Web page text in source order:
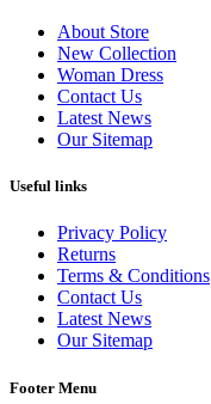
About Store
New Collection
Woman Dress
Contact Us
Latest News
Our Sitemap
Useful links
Privacy Policy
Returns
Terms & Conditions
Contact Us
Latest News
Our Sitemap
Footer Menu